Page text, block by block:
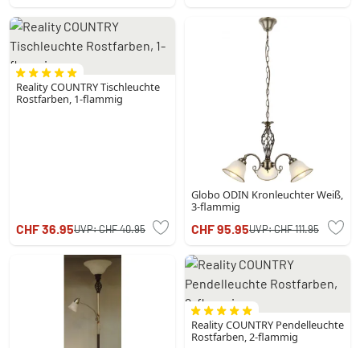
Reality COUNTRY Tischleuchte
Rostfarben, 1-flammig
CHF 36.95UVP:CHF 40.95
Globo ODIN Kronleuchter Weiß,
3-flammig
CHF 95.95UVP:CHF 111.95
Reality COUNTRY Pendelleuchte
Rostfarben, 2-flammig